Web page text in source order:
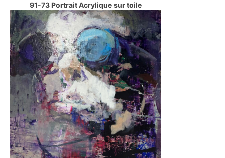
91-73 Portrait Acrylique sur toile